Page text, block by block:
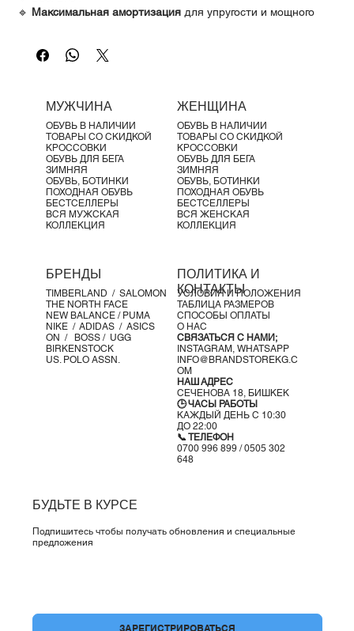
🔹 Максимальная амортизация для упругости и мощного
Speedboard®для максимальной отдачи энергии
Лёгкие, прочные и термостойкие материалы
МУЖЧИНА
ОБУВЬ В НАЛИЧИИ
ТОВАРЫ СО СКИДКОЙ
КРОССОВКИ
ОБУВЬ ДЛЯ БЕГА
ЗИМНЯЯ
ОБУВЬ, БОТИНКИ
ПОХОДНАЯ ОБУВЬ
БЕСТСЕЛЛЕРЫ
ВСЯ МУЖСКАЯ
КОЛЛЕКЦИЯ
ЖЕНЩИНА
ОБУВЬ В НАЛИЧИИ
ТОВАРЫ СО СКИДКОЙ
КРОССОВКИ
ОБУВЬ ДЛЯ БЕГА
ЗИМНЯЯ
ОБУВЬ, БОТИНКИ
ПОХОДНАЯ ОБУВЬ
БЕСТСЕЛЛЕРЫ
ВСЯ ЖЕНСКАЯ
КОЛЛЕКЦИЯ
БРЕНДЫ
TIMBERLAND / SALOMON
THE NORTH FACE
NEW BALANCE / PUMA
NIKE / ADIDAS / ASICS
ON / BOSS / UGG
BIRKENSTOCK
US. POLO ASSN.
ПОЛИТИКА И
КОНТАКТЫ
УСЛОВИЯ И ПОЛОЖЕНИЯ
ТАБЛИЦА РАЗМЕРОВ
СПОСОБЫ ОПЛАТЫ
О НАС
СВЯЗАТЬСЯ С НАМИ;
INSTAGRAM, WHATSAPP
INFO@BRANDSTOREKG.C
OM
НАШ АДРЕС
СЕЧЕНОВА 18, БИШКЕК
🕒 ЧАСЫ РАБОТЫ
КАЖДЫЙ ДЕНЬ С 10:30
ДО 22:00
📞 ТЕЛЕФОН
0700 996 899 / 0505 302
648
БУДЬТЕ В КУРСЕ
Подпишитесь чтобы получать обновления и специальные
предложения
ЗАРЕГИСТРИРОВАТЬСЯ